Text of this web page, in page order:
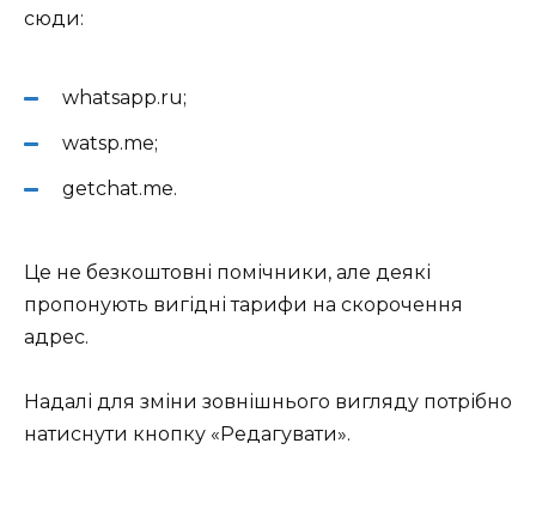
сюди:
whatsapp.ru;
watsp.me;
getchat.me.
Це не безкоштовні помічники, але деякі
пропонують вигідні тарифи на скорочення
адрес.
Надалі для зміни зовнішнього вигляду потрібно
натиснути кнопку «Редагувати».